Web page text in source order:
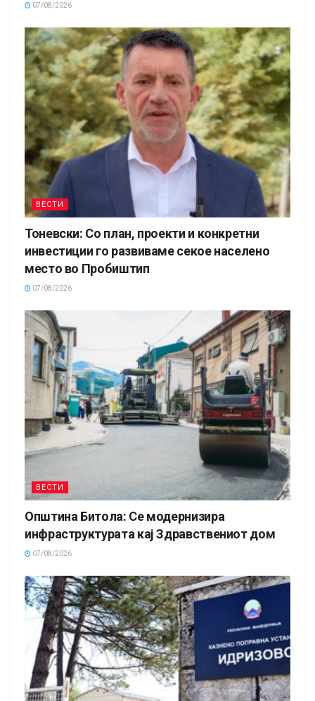
07/08/2026
ВЕСТИ
Тоневски: Со план, проекти и конкретни
инвестиции го развиваме секое населено
место во Пробиштип
07/08/2026
ВЕСТИ
Општина Битола: Се модернизира
инфраструктурата кај Здравствениот дом
07/08/2026